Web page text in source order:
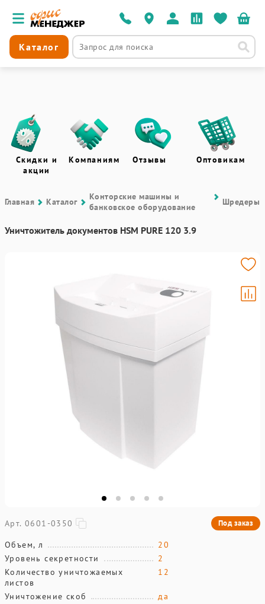
Каталог
Скидки и
акции
Компаниям Отзывы Оптовикам
Главная Каталог
Контоpские машины и
банковское оборудование
Шредеры
Уничтожитель документов HSM PURE 120 3.9
Арт. 0601-0350 Под заказ
Объем, л
20
Уровень секретности
2
Количество уничтожаемых
листов
12
Уничтожение скоб
да